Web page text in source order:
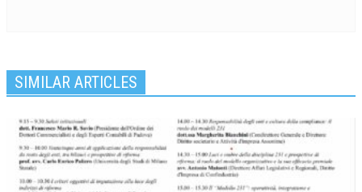
SIMILAR ARTICLES